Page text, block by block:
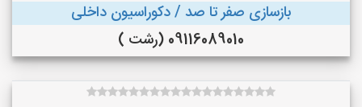
بازسازی صفر تا صد / دکوراسیون داخلی
09116089010 (رشت )